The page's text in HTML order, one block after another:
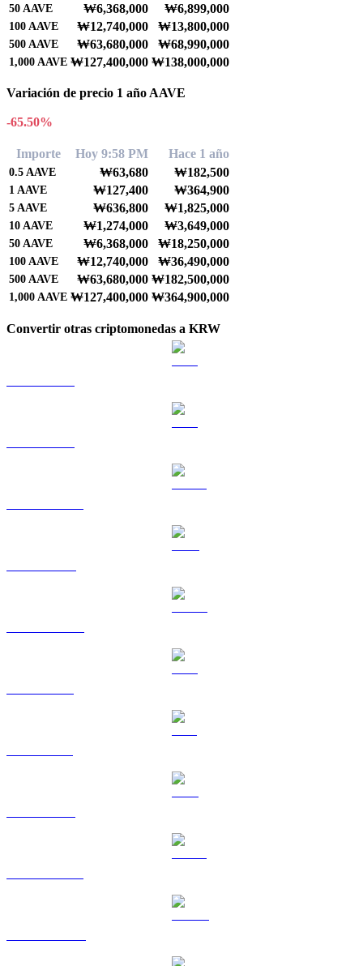
50 AAVE ₩6,368,000 ₩6,899,000
100 AAVE ₩12,740,000 ₩13,800,000
500 AAVE ₩63,680,000 ₩68,990,000
1,000 AAVE ₩127,400,000 ₩138,000,000
Variación de precio 1 año AAVE
-65.50%
Importe Hoy 9:58 PM Hace 1 año
0.5 AAVE ₩63,680 ₩182,500
1 AAVE ₩127,400 ₩364,900
5 AAVE ₩636,800 ₩1,825,000
10 AAVE ₩1,274,000 ₩3,649,000
50 AAVE ₩6,368,000 ₩18,250,000
100 AAVE ₩12,740,000 ₩36,490,000
500 AAVE ₩63,680,000 ₩182,500,000
1,000 AAVE ₩127,400,000 ₩364,900,000
Convertir otras criptomonedas a KRW